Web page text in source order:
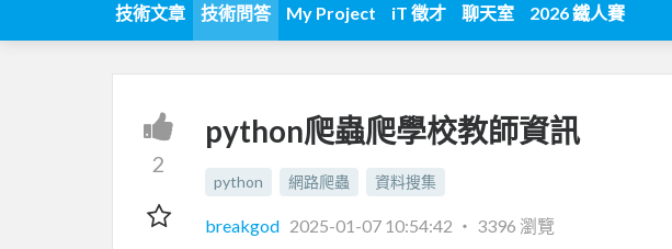
技術文章 技術問答 My Project iT 徵才 聊天室 2026 鐵人賽
2
python爬蟲爬學校教師資訊
python 網路爬蟲 資料搜集
breakgod 2025-01-07 10:54:42 ‧ 3396 瀏覽